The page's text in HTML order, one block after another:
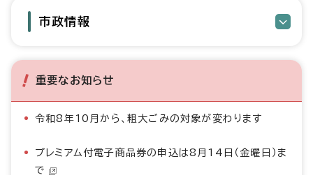
市政情報
重要なお知らせ
令和8年10月から、粗大ごみの対象が変わります
プレミアム付電子商品券の申込は8月14日（金曜日）ま
で